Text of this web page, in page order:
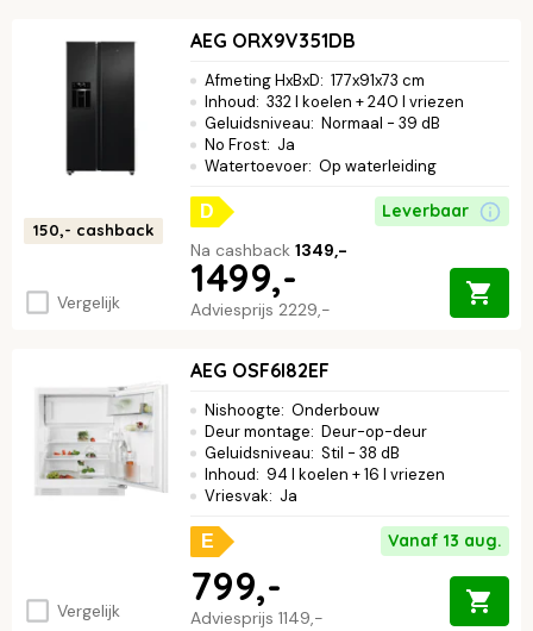
150,- cashback
Vergelijk
AEG ORX9V351DB
Afmeting HxBxD: 177x91x73 cm
Inhoud: 332 l koelen + 240 l vriezen
Geluidsniveau: Normaal - 39 dB
No Frost: Ja
Watertoevoer: Op waterleiding
D Leverbaar
Adviesprijs 2229,-
1499,-
Na cashback 1349,-
Vergelijk
AEG OSF6I82EF
Nishoogte: Onderbouw
Deur montage: Deur-op-deur
Geluidsniveau: Stil - 38 dB
Inhoud: 94 l koelen + 16 l vriezen
Vriesvak: Ja
E Vanaf 13 aug.
Adviesprijs 1149,-
799,-